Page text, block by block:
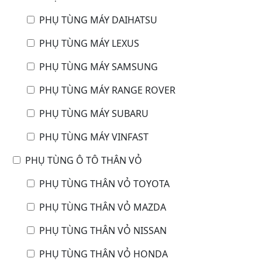
PHỤ TÙNG MÁY DAIHATSU
PHỤ TÙNG MÁY LEXUS
PHỤ TÙNG MÁY SAMSUNG
PHỤ TÙNG MÁY RANGE ROVER
PHỤ TÙNG MÁY SUBARU
PHỤ TÙNG MÁY VINFAST
PHỤ TÙNG Ô TÔ THÂN VỎ
PHỤ TÙNG THÂN VỎ TOYOTA
PHỤ TÙNG THÂN VỎ MAZDA
PHỤ TÙNG THÂN VỎ NISSAN
PHỤ TÙNG THÂN VỎ HONDA